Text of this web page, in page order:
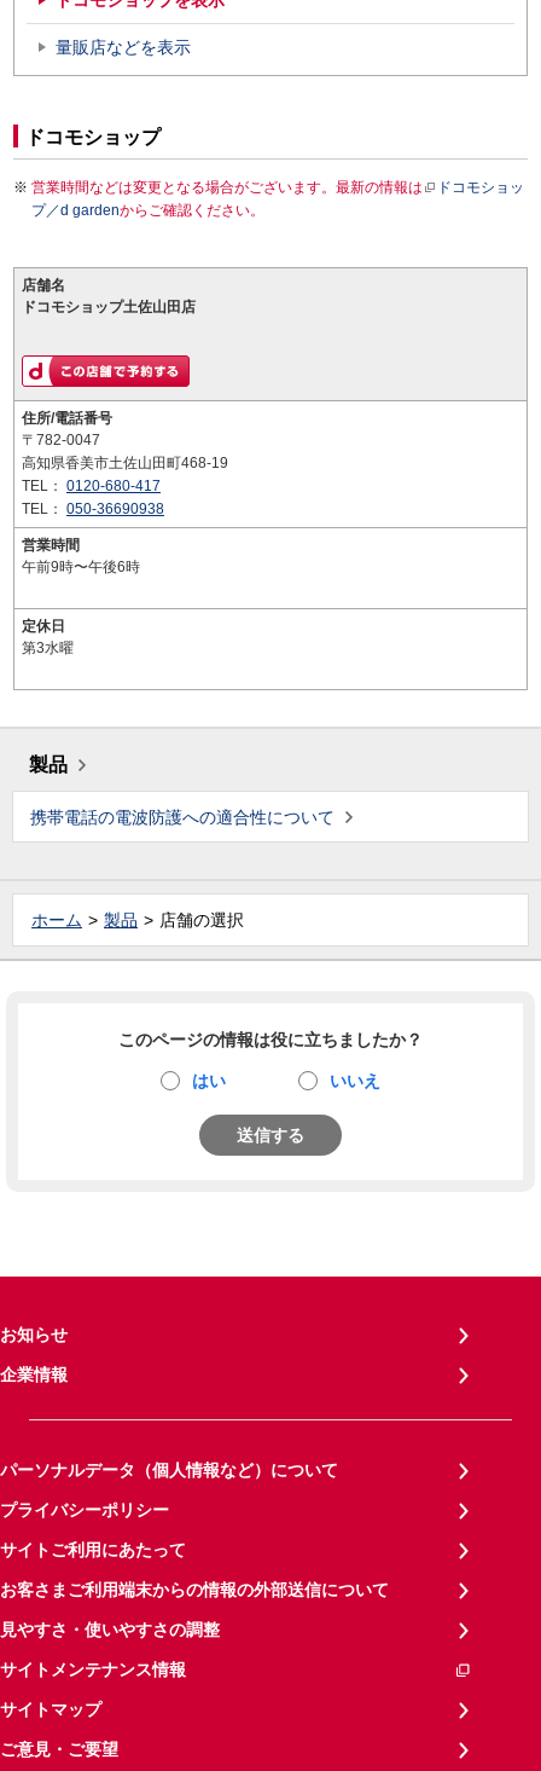
量販店などを表示
ドコモショップ
営業時間などは変更となる場合がございます。最新の情報は
ドコモショッ
プ／d gardenからご確認ください。
店舗名
ドコモショップ土佐山田店
住所/電話番号
〒782-0047
高知県香美市土佐山田町468-19
TEL： 0120-680-417
TEL： 050-36690938
営業時間
午前9時〜午後6時
定休日
第3水曜
製品
携帯電話の電波防護への適合性について
ホーム 製品 店舗の選択
このページの情報は役に立ちましたか？
はい いいえ
送信する
お知らせ
企業情報
パーソナルデータ（個人情報など）について
プライバシーポリシー
サイトご利用にあたって
お客さまご利用端末からの情報の外部送信について
見やすさ・使いやすさの調整
サイトメンテナンス情報
サイトマップ
ご意見・ご要望